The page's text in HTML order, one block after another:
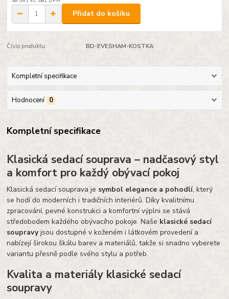
Přidat do košíku
Číslo produktu: BD-EVESHAM-KOSTKA
Kompletní specifikace
Hodnocení 0
Kompletní specifikace
Klasická sedací souprava – nadčasový styl
a komfort pro každý obývací pokoj
Klasická sedací souprava je symbol elegance a pohodlí, který
se hodí do moderních i tradičních interiérů. Díky kvalitnímu
zpracování, pevné konstrukci a komfortní výplni se stává
středobodem každého obývacího pokoje. Naše klasické sedací
soupravyjsou dostupné v koženém i látkovém provedení a
nabízejí širokou škálu barev a materiálů, takže si snadno vyberete
variantu přesně podle svého stylu a potřeb.
Kvalita a materiály klasické sedací
soupravy